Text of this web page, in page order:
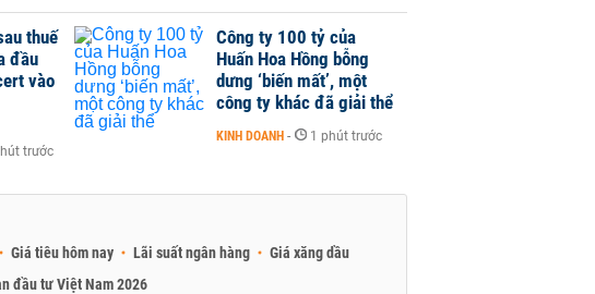
thuế
đầu
vào
trước
Công ty 100 tỷ của
Huấn Hoa Hồng bỗng
dưng ‘biến mất’, một
công ty khác đã giải thể
KINH DOANH - 1 phút trước
Giá tiêu hôm nay Lãi suất ngân hàng
Giá xăng dầu
đầu tư Việt Nam 2026